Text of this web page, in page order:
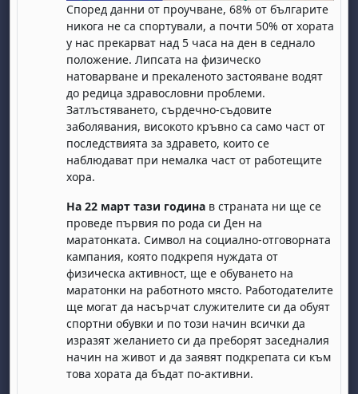
Според данни от проучване, 68% от българите
никога не са спортували, а почти 50% от хората
у нас прекарват над 5 часа на ден в седнало
положение. Липсата на физическо
натоварване и прекаленото застояване водят
до редица здравословни проблеми.
Затлъстяването, сърдечно-съдовите
заболявания, високото кръвно са само част от
последствията за здравето, които се
наблюдават при немалка част от работещите
хора.
На 22 март тази година в страната ни ще се
проведе първия по рода си Ден на
маратонката. Символ на социално-отговорната
кампания, която подкрепя нуждата от
физическа активност, ще е обуването на
маратонки на работното място. Работодателите
ще могат да насърчат служителите си да обуят
спортни обувки и по този начин всички да
изразят желанието си да преборят заседналия
начин на живот и да заявят подкрепата си към
това хората да бъдат по-активни.
1 август
неделя, 2 август
8 август
неделя, 9 август
15 август
неделя, 16 август
22 август
неделя, 23 август
неделя, 30 август